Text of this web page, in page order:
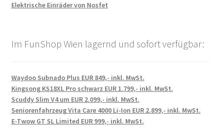
Elektrische Einräder von Nosfet
Im FunShop Wien lagernd und sofort verfügbar:
Waydoo Subnado Plus EUR 849,- inkl. MwSt.
Kingsong KS18XL Pro schwarz EUR 1.799,- inkl. MwSt.
Scuddy Slim V4 um EUR 2.099,- inkl. MwSt.
Seniorenfahrzeug Vita Care 4000 Li-Ion EUR 2.899,- inkl. MwSt.
E-Twow GT SL Limited EUR 999,- inkl. MwSt.